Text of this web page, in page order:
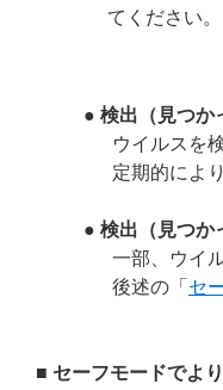
てください。
● 検出（見つか
ウイルスを
定期的によ
● 検出（見つか
一部、ウイ
後述の「 セ
■ セーフモードでよ